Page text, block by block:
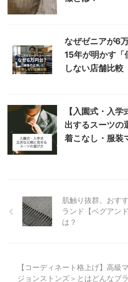
なぜゼニアが6
15年が明かす「
しない店舗比較
【入園式・入
出するスーツの
着こなし・服装
肌触り抜群。おす
ランド【ベグアン
は？
【コーディネート格上げ】高級
ジョンストンズ＞とはどんなブ